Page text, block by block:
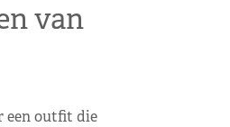
van
een outfit die